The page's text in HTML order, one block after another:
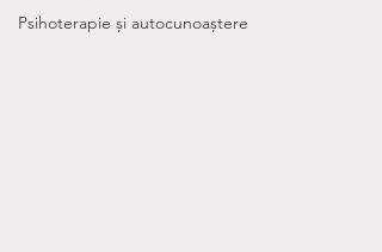
Psihoterapie și autocunoaștere